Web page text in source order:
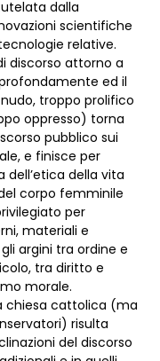
dalla
scientifiche
relative.
discorso attorno a
ed il
troppo prolifico
oppresso) torna
pubblico sui
e finisce per
della vita
corpo femminile
per
materiali e
gli argini tra ordine e
tra diritto e
morale.
chiesa cattolica (ma
risulta
del discorso